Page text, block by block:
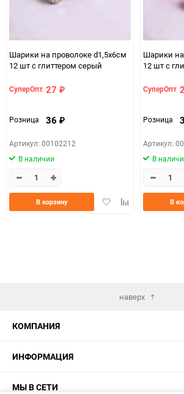
Шарики на проволоке d1,5х6см
12 шт с глиттером серый
СуперОпт 27 ₽
Розница 36 ₽
Артикул: 00102212
В наличии
ДобавитьДобавить
В корзину
Шарики
12 шт с
СуперОпт
Розница
Артикул:
В
В
наверх
КОМПАНИЯ
ИНФОРМАЦИЯ
МЫ В СЕТИ